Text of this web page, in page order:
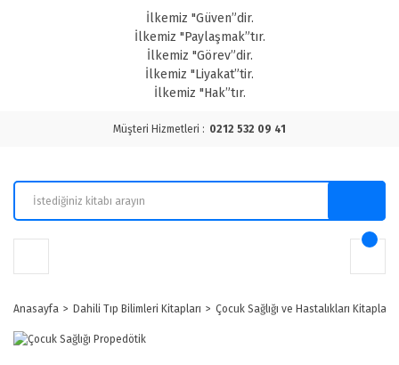
İlkemiz "Güven”dir.
İlkemiz "Paylaşmak”tır.
İlkemiz "Görev”dir.
İlkemiz "Liyakat”tir.
İlkemiz "Hak”tır.
Müşteri Hizmetleri : 0212 532 09 41
Anasayfa Dahili Tıp Bilimleri Kitapları Çocuk Sağlığı ve Hastalıkları Kitapları